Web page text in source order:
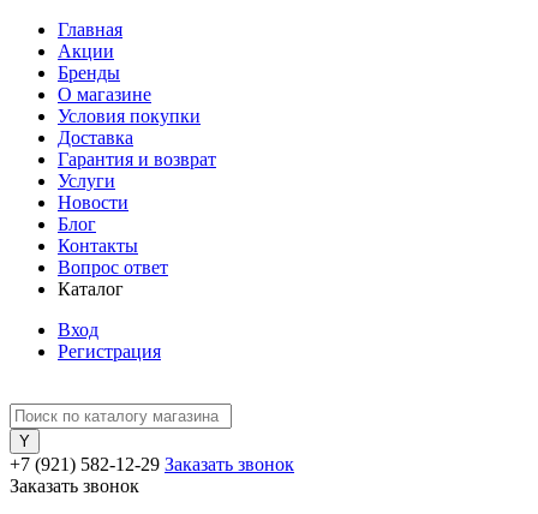
Главная
Акции
Бренды
О магазине
Условия покупки
Доставка
Гарантия и возврат
Услуги
Новости
Блог
Контакты
Вопрос ответ
Каталог
Вход
Регистрация
+7 (921) 582-12-29 Заказать звонок
Заказать звонок